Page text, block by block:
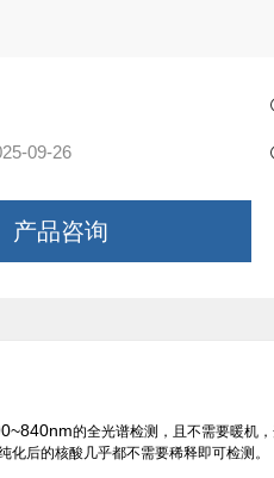
09-26
产品咨询
的全光谱检测，且不需要暖机
化后的核酸几乎都不需要稀释即可检测。